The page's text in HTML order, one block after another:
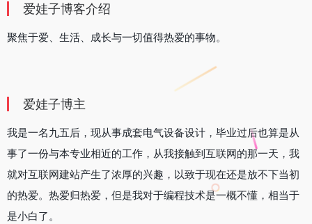
爱娃子博客介绍
聚焦于爱、生活、成长与一切值得热爱的事物。
爱娃子博主
我是一名九五后，现从事成套电气设备设计，毕业过后也算是从
事了一份与本专业相近的工作，从我接触到互联网的那一天，我
就对互联网建站产生了浓厚的兴趣，以致于现在还是放不下当初
的热爱。热爱归热爱，但是我对于编程技术是一概不懂，相当于
是小白了。